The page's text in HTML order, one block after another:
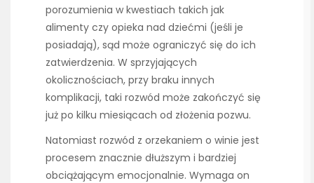
porozumienia w kwestiach takich jak
alimenty czy opieka nad dziećmi (jeśli je
posiadają), sąd może ograniczyć się do ich
zatwierdzenia. W sprzyjających
okolicznościach, przy braku innych
komplikacji, taki rozwód może zakończyć się
już po kilku miesiącach od złożenia pozwu.
Natomiast rozwód z orzekaniem o winie jest
procesem znacznie dłuższym i bardziej
obciążającym emocjonalnie. Wymaga on